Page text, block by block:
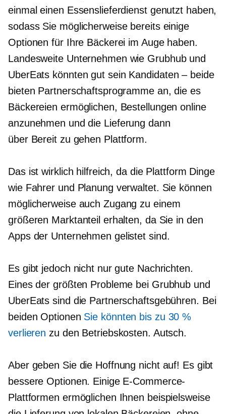
einmal einen Essenslieferdienst genutzt haben,
sodass Sie möglicherweise bereits einige
Optionen für Ihre Bäckerei im Auge haben.
Landesweite Unternehmen wie Grubhub und
UberEats könnten gut sein Kandidaten – beide
bieten Partnerschaftsprogramme an, die es
Bäckereien ermöglichen, Bestellungen online
anzunehmen und die Lieferung dann
über Bereit zu gehen Plattform.
Das ist wirklich hilfreich, da die Plattform Dinge
wie Fahrer und Planung verwaltet. Sie können
möglicherweise auch Zugang zu einem
größeren Marktanteil erhalten, da Sie in den
Apps der Unternehmen gelistet sind.
Es gibt jedoch nicht nur gute Nachrichten.
Eines der größten Probleme bei Grubhub und
UberEats sind die Partnerschaftsgebühren. Bei
beiden Optionen Sie könnten bis zu 30 %
verlieren zu den Betriebskosten. Autsch.
Aber geben Sie die Hoffnung nicht auf! Es gibt
bessere Optionen. Einige E-Commerce-
Plattformen ermöglichen Ihnen beispielsweise